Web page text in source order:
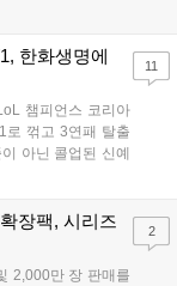
오토바이 등 다채
환 코드 3종이 제
있다....
한화생명에
챔피언스 코리아
로 꺾고 3연패 탈출
아닌 콜업된 신예
하고 말았다. T1은
11
장팩, 시리즈
2,000만 장 판매를
2